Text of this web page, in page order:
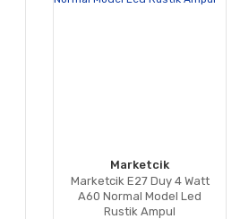
Marketcik
Marketcik E27 Duy 4 Watt
A60 Normal Model Led
Rustik Ampul